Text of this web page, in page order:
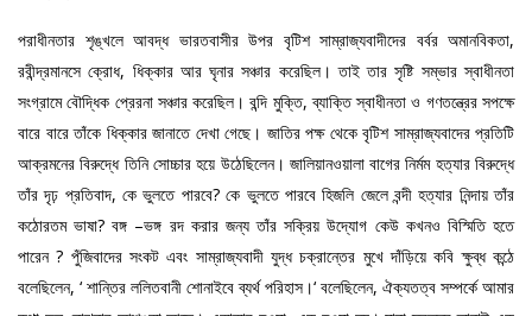
পরাধীনতার শৃঙ্খলে আবদ্ধ ভারতবাসীর উপর বৃটিশ সাম্রাজ্যবাদীদের বর্বর অমানবিকতা,
রবীন্দ্রমানসে ক্রোধ, ধিক্কার আর ঘৃনার সঞ্চার করেছিল। তাই তার সৃষ্টি সম্ভার স্বাধীনতা
সংগ্রামে বৌদ্ধিক প্রেরনা সঞ্চার করেছিল। বন্দি মুক্তি, ব্যাক্তি স্বাধীনতা ও গণতন্ত্রের সপক্ষে
বারে বারে তাঁকে ধিক্কার জানাতে দেখা গেছে। জাতির পক্ষ থেকে বৃটিশ সাম্রাজ্যবাদের প্রতিটি
আক্রমনের বিরুদ্ধে তিনি সোচ্চার হয়ে উঠেছিলেন। জালিয়ানওয়ালা বাগের নির্মম হত্যার বিরুদ্ধে
তাঁর দৃঢ় প্রতিবাদ, কে ভুলতে পারবে? কে ভুলতে পারবে হিজলি জেলে বন্দী হত্যার নিন্দায় তাঁর
কঠোরতম ভাষা? বঙ্গ –ভঙ্গ রদ করার জন্য তাঁর সক্রিয় উদ্যোগ কেউ কখনও বিস্মিতি হতে
পারেন ? পুঁজিবাদের সংকট এবং সাম্রাজ্যবাদী যুদ্ধ চক্রান্তের মুখে দাঁড়িয়ে কবি ক্ষুব্ধ কন্ঠে
বলেছিলেন, ‘ শান্তির ললিতবানী শোনাইবে ব্যর্থ পরিহাস।‘ বলেছিলেন, ঐক্যতত্ব সম্পর্কে আমার